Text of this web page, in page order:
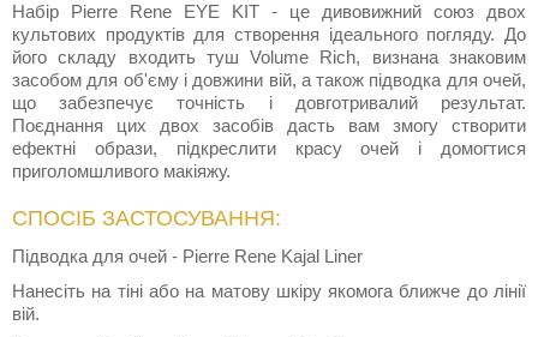
Набір Pierre Rene EYE KIT - це дивовижний союз двох
культових продуктів для створення ідеального погляду. До
його складу входить туш Volume Rich, визнана знаковим
засобом для об'єму і довжини вій, а також підводка для очей,
що забезпечує точність і довготривалий результат.
Поєднання цих двох засобів дасть вам змогу створити
ефектні образи, підкреслити красу очей і домогтися
приголомшливого макіяжу.
СПОСІБ ЗАСТОСУВАННЯ:
Підводка для очей - Pierre Rene Kajal Liner
Нанесіть на тіні або на матову шкіру якомога ближче до лінії
вій.